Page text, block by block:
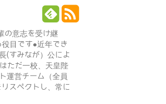
の意志を受け継
目です●近年でき
(すみなが）公によ
ただ一校、天皇陛
運営チーム（全員
スペクトし、常に